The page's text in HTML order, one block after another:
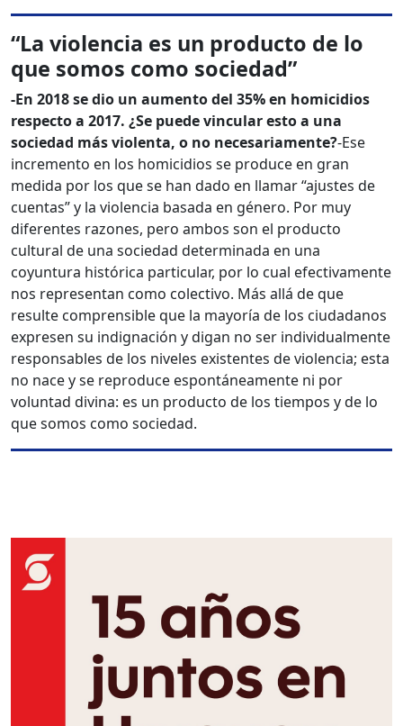
“La violencia es un producto de lo
que somos como sociedad”
-En 2018 se dio un aumento del 35% en homicidios
respecto a 2017. ¿Se puede vincular esto a una
sociedad más violenta, o no necesariamente?-Ese
incremento en los homicidios se produce en gran
medida por los que se han dado en llamar “ajustes de
cuentas” y la violencia basada en género. Por muy
diferentes razones, pero ambos son el producto
cultural de una sociedad determinada en una
coyuntura histórica particular, por lo cual efectivamente
nos representan como colectivo. Más allá de que
resulte comprensible que la mayoría de los ciudadanos
expresen su indignación y digan no ser individualmente
responsables de los niveles existentes de violencia; esta
no nace y se reproduce espontáneamente ni por
voluntad divina: es un producto de los tiempos y de lo
que somos como sociedad.